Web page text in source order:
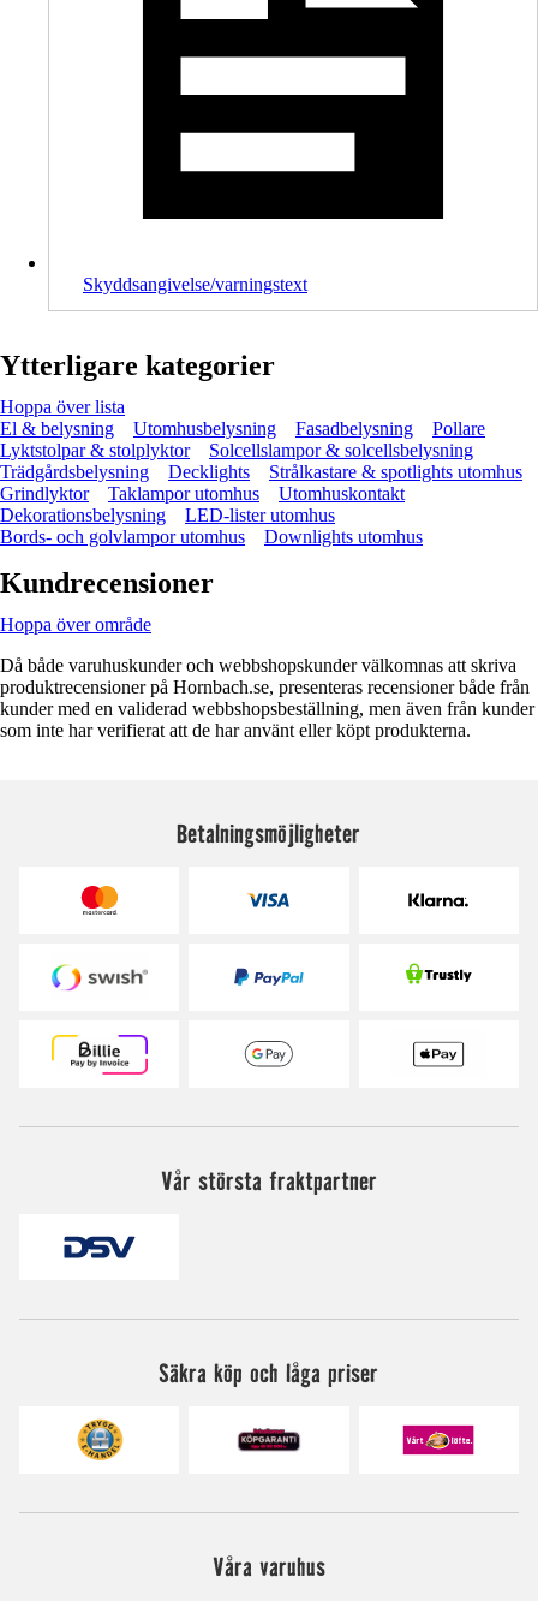
Skyddsangivelse/varningstext
Ytterligare kategorier
Hoppa över lista
El & belysning
Utomhusbelysning Fasadbelysning
Pollare
Lyktstolpar & stolplyktor
Solcellslampor & solcellsbelysning
Trädgårdsbelysning
Decklights
Strålkastare & spotlights utomhus
Grindlyktor
Taklampor utomhus
Utomhuskontakt
Dekorationsbelysning
LED-lister utomhus
Bords- och golvlampor utomhus
Downlights utomhus
Kundrecensioner
Hoppa över område
Då både varuhuskunder och webbshopskunder välkomnas att skriva
produktrecensioner på Hornbach.se, presenteras recensioner både från
kunder med en validerad webbshopsbeställning, men även från kunder
som inte har verifierat att de har använt eller köpt produkterna.
Betalningsmöjligheter
Vår största fraktpartner
Säkra köp och låga priser
Våra varuhus